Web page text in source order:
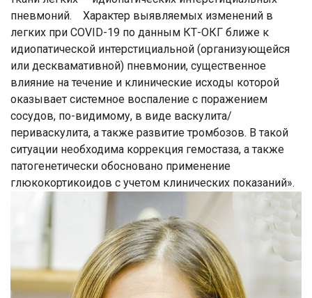
пневмоний. Характер выявляемых изменений в
легких при COVID-19 по данным КТ-ОКГ ближе к
идиопатической интерстициальной (организующейся
или десквамативной) пневмонии, существенное
влияние на течение и клинические исходы которой
оказывает системное воспаление с поражением
сосудов, по-видимому, в виде васкулита/
периваскулита, а также развитие тромбозов. В такой
ситуации необходима коррекция гемостаза, а также
патогенетически обосновано применение
глюкокортикоидов с учетом клинических показаний».